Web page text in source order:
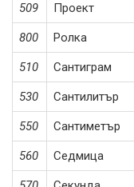
509 Проект
800 Ролка
510 Сантиграм
530 Сантилитър
550 Сантиметър
560 Седмица